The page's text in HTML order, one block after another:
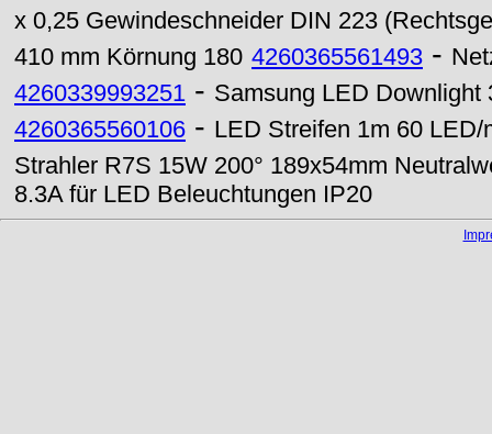
x 0,25 Gewindeschneider DIN 223
410 mm Körnung 180 4260365561493 -
4260339993251 - Samsung LED
4260365560106 - LED Streifen 1m 60
Strahler R7S 15W 200° 189x54mm
8.3A für LED Beleuchtungen IP20